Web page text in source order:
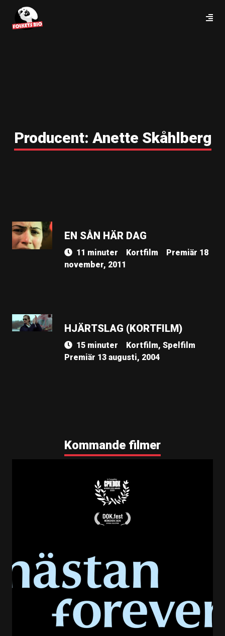
Producent: Anette Skåhlberg
EN SÅN HÄR DAG
11 minuter Kortfilm
Premiär 18
november, 2011
HJÄRTSLAG (KORTFILM)
15 minuter
Kortfilm, Spelfilm
Premiär 13 augusti, 2004
Kommande filmer